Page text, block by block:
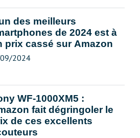
des meilleurs
de 2024 est à
prix cassé sur Amazon
2024
WF-1000XM5 :
fait dégringoler le
de ces excellents